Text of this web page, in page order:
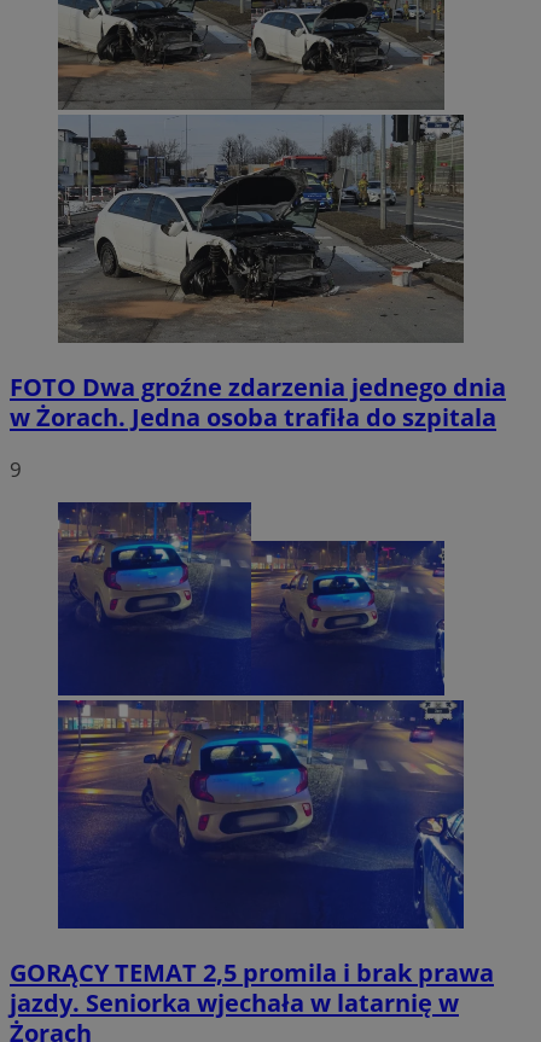
FOTO Dwa groźne zdarzenia jednego dnia
w Żorach. Jedna osoba trafiła do szpitala
9
GORĄCY TEMAT 2,5 promila i brak prawa
jazdy. Seniorka wjechała w latarnię w
Żorach